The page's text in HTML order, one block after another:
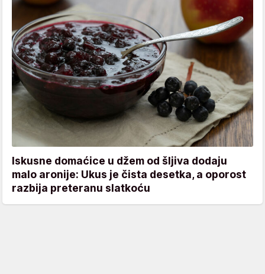
Iskusne domaćice u džem od šljiva dodaju
malo aronije: Ukus je čista desetka, a oporost
razbija preteranu slatkoću